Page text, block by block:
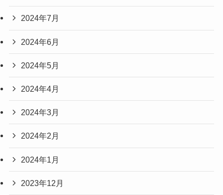
2024年7月
2024年6月
2024年5月
2024年4月
2024年3月
2024年2月
2024年1月
2023年12月